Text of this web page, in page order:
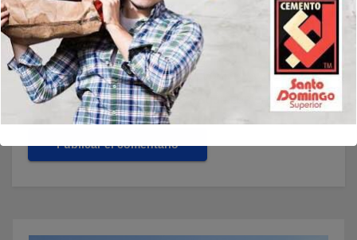
Guarda mi nombre, correo electrónico y web en este
navegador para la próxima vez que comente.